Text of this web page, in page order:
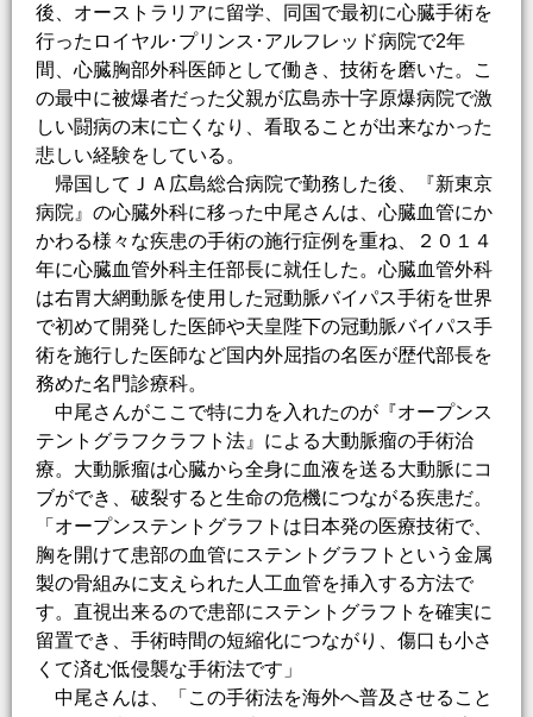
後、オーストラリアに留学、同国で最初に心臓手術を
行ったロイヤル･プリンス･アルフレッド病院で2年
間、心臓胸部外科医師として働き、技術を磨いた。こ
の最中に被爆者だった父親が広島赤十字原爆病院で激
しい闘病の末に亡くなり、看取ることが出来なかった
悲しい経験をしている。
帰国してＪＡ広島総合病院で勤務した後、『新東京
病院』の心臓外科に移った中尾さんは、心臓血管にか
かわる様々な疾患の手術の施行症例を重ね、２０１４
年に心臓血管外科主任部長に就任した。心臓血管外科
は右胃大網動脈を使用した冠動脈バイパス手術を世界
で初めて開発した医師や天皇陛下の冠動脈バイパス手
術を施行した医師など国内外屈指の名医が歴代部長を
務めた名門診療科。
中尾さんがここで特に力を入れたのが『オープンス
テントグラフクラフト法』による大動脈瘤の手術治
療。大動脈瘤は心臓から全身に血液を送る大動脈にコ
ブができ、破裂すると生命の危機につながる疾患だ。
「オープンステントグラフトは日本発の医療技術で、
胸を開けて患部の血管にステントグラフトという金属
製の骨組みに支えられた人工血管を挿入する方法で
す。直視出来るので患部にステントグラフトを確実に
留置でき、手術時間の短縮化につながり、傷口も小さ
くて済む低侵襲な手術法です」
中尾さんは、「この手術法を海外へ普及させること